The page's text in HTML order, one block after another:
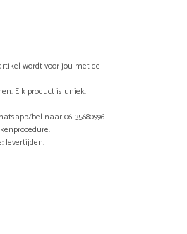
wordt voor jou met de
Elk product is uniek.
bel naar 06-35680996.
levertijden.